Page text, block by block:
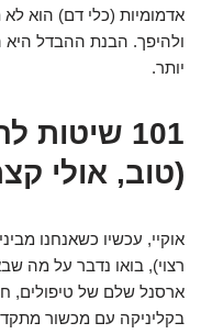
אדמומיות (כלי דם) הוא
ולהיפך. הבנת ההבדל היא
יותר.
101
(טוב, אולי
אוקיי, עכשיו כשאנחנו
רצוי), בואו נדבר על מה
ארסנל שלם של טיפולים,
בקליניקה עם מכשור